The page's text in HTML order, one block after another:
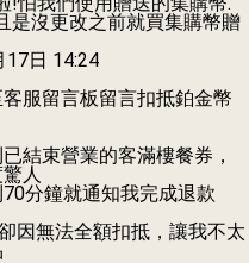
是沒更改之前就買集購幣贈
17日 14:24
服留言板留言扣抵鉑金幣
結束營業的客滿樓餐券，
人
分鐘就通知我完成退款
因無法全額扣抵，讓我不太